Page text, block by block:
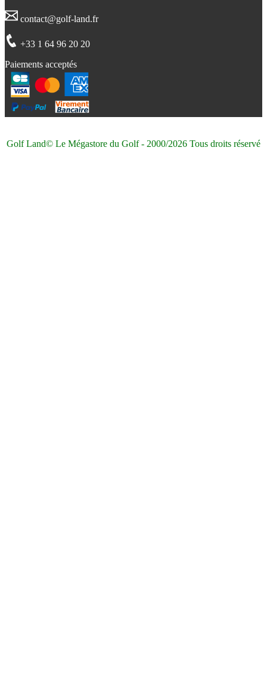
contact@golf-land.fr
+33 1 64 96 20 20
Paiements acceptés
Golf Land© Le Mégastore du Golf - 2000/2026 Tous droits réservé